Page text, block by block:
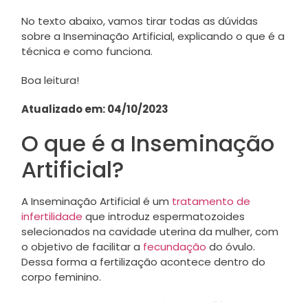
No texto abaixo, vamos tirar todas as dúvidas
sobre a Inseminação Artificial, explicando o que é a
técnica e como funciona.
Boa leitura!
Atualizado em: 04/10/2023
O que é a Inseminação
Artificial?
A Inseminação Artificial é um tratamento de
infertilidade que introduz espermatozoides
selecionados na cavidade uterina da mulher, com
o objetivo de facilitar a fecundação do óvulo.
Dessa forma a fertilização acontece dentro do
corpo feminino.